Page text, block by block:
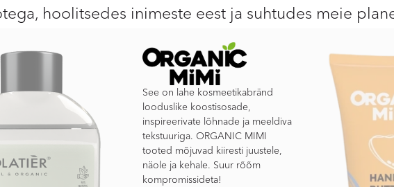
hoolitsedes inimeste eest ja suhtudes meie
See on lahe kosmeetikabränd
looduslike koostisosade,
inspireerivate lõhnade ja meeldiva
tekstuuriga. ORGANIC MIMI
tooted mõjuvad kiiresti juustele,
näole ja kehale. Suur rõõm
kompromissideta!